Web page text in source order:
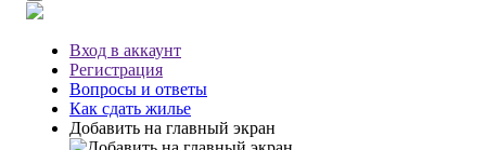
Вход в аккаунт
Регистрация
Вопросы и ответы
Как сдать жилье
Добавить на главный экран